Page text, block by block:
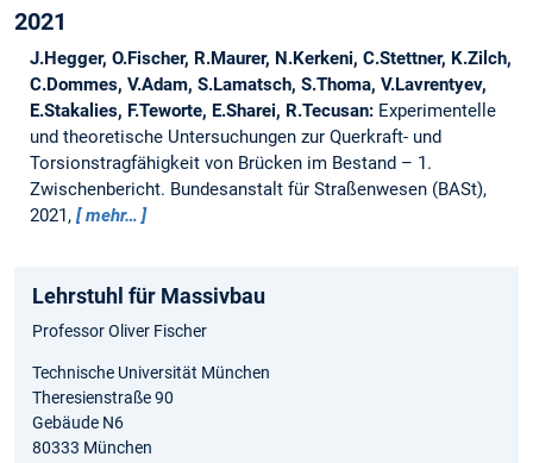
2021
J.Hegger, O.Fischer, R.Maurer, N.Kerkeni, C.Stettner, K.Zilch,
C.Dommes, V.Adam, S.Lamatsch, S.Thoma, V.Lavrentyev,
E.Stakalies, F.Teworte, E.Sharei, R.Tecusan: Experimentelle
und theoretische Untersuchungen zur Querkraft- und
Torsionstragfähigkeit von Brücken im Bestand – 1.
Zwischenbericht. Bundesanstalt für Straßenwesen (BASt),
2021,
mehr…
Lehrstuhl für Massivbau
Professor Oliver Fischer
Technische Universität München
Theresienstraße 90
Gebäude N6
80333 München